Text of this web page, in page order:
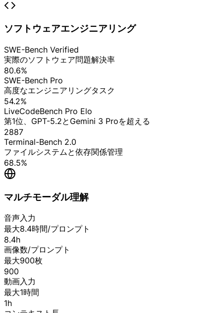
ソフトウェアエンジニアリング
SWE-Bench Verified
実際のソフトウェア問題解決率
80.6%
SWE-Bench Pro
高度なエンジニアリングタスク
54.2%
LiveCodeBench Pro Elo
第1位、GPT-5.2とGemini 3 Proを超える
2887
Terminal-Bench 2.0
ファイルシステムと依存関係管理
68.5%
マルチモーダル理解
音声入力
最大8.4時間/プロンプト
8.4h
画像数/プロンプト
最大900枚
900
動画入力
最大1時間
1h